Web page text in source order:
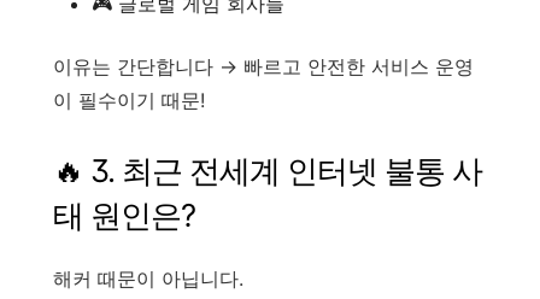
이유는 간단합니다 → 빠르고 안전한 서비스 운영
이 필수이기 때문!
🔥 3. 최근 전세계 인터넷 불통 사
태 원인은?
해커 때문이 아닙니다.